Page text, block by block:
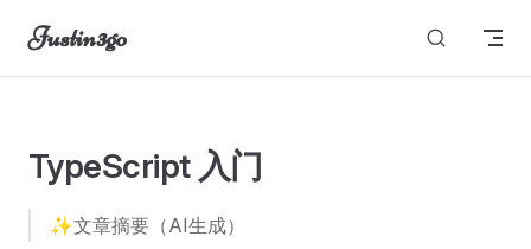
Skip to content
Justin3go
图片无法显示
TypeScript 入门
✨文章摘要（AI生成）